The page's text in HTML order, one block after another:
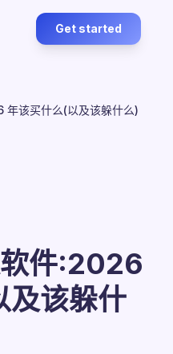
Get started
该买什么(以及该躲什么)
件:2026
及该躲什